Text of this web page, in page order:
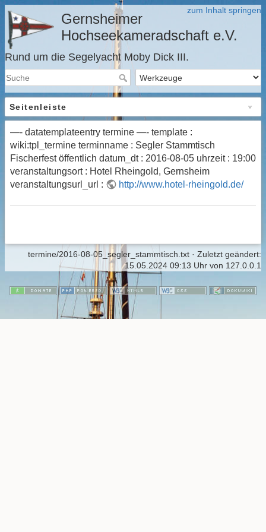
zum Inhalt springen
Gernsheimer
Hochseekameradschaft e.V.
Rund um die Segelyacht Moby Dick III.
Seitenleiste
—- datatemplateentry termine —- template :
wiki:tpl_termine terminname : Segler Stammtisch
Fischerfest öffentlich datum_dt : 2016-08-05 uhrzeit : 19:00
veranstaltungsort : Hotel Rheingold, Gernsheim
veranstaltungsurl_url :
http://www.hotel-rheingold.de/
termine/2016-08-05_segler_stammtisch.txt · Zuletzt geändert:
15.05.2024 09:13 Uhr von 127.0.0.1